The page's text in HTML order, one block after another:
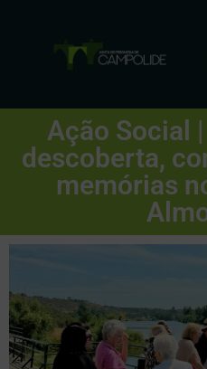
Ação Social
descoberta,
memórias